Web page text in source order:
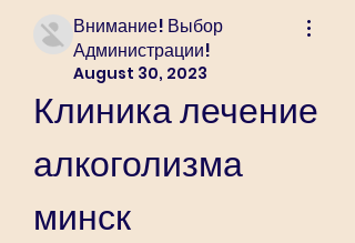
Внимание! Выбор
Администрации!
August 30, 2023
Клиника лечение
алкоголизма
минск